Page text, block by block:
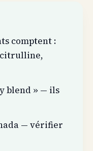
comptent :
citrulline,
blend » — ils
— vérifier